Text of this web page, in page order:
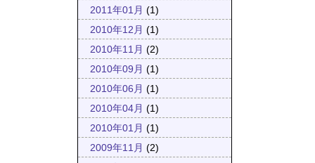
2011年01月 (1)
2010年12月 (1)
2010年11月 (2)
2010年09月 (1)
2010年06月 (1)
2010年04月 (1)
2010年01月 (1)
2009年11月 (2)